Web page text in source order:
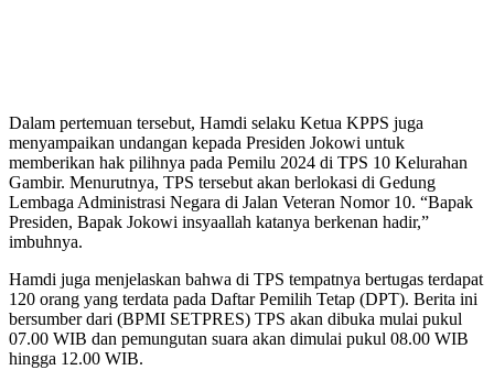
Dalam pertemuan tersebut, Hamdi selaku Ketua KPPS juga
menyampaikan undangan kepada Presiden Jokowi untuk
memberikan hak pilihnya pada Pemilu 2024 di TPS 10 Kelurahan
Gambir. Menurutnya, TPS tersebut akan berlokasi di Gedung
Lembaga Administrasi Negara di Jalan Veteran Nomor 10. “Bapak
Presiden, Bapak Jokowi insyaallah katanya berkenan hadir,”
imbuhnya.
Hamdi juga menjelaskan bahwa di TPS tempatnya bertugas terdapat
120 orang yang terdata pada Daftar Pemilih Tetap (DPT). Berita ini
bersumber dari (BPMI SETPRES) TPS akan dibuka mulai pukul
07.00 WIB dan pemungutan suara akan dimulai pukul 08.00 WIB
hingga 12.00 WIB.